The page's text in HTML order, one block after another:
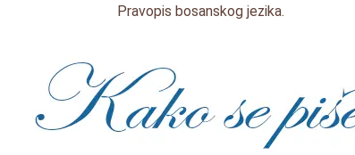
Pravopis bosanskog jezika.